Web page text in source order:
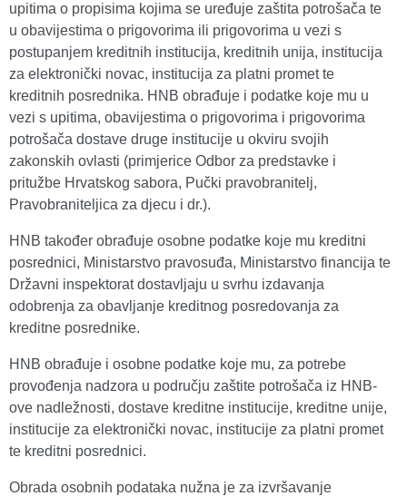
upitima o propisima kojima se uređuje zaštita potrošača te
u obavijestima o prigovorima ili prigovorima u vezi s
postupanjem kreditnih institucija, kreditnih unija, institucija
za elektronički novac, institucija za platni promet te
kreditnih posrednika. HNB obrađuje i podatke koje mu u
vezi s upitima, obavijestima o prigovorima i prigovorima
potrošača dostave druge institucije u okviru svojih
zakonskih ovlasti (primjerice Odbor za predstavke i
pritužbe Hrvatskog sabora, Pučki pravobranitelj,
Pravobraniteljica za djecu i dr.).
HNB također obrađuje osobne podatke koje mu kreditni
posrednici, Ministarstvo pravosuđa, Ministarstvo financija te
Državni inspektorat dostavljaju u svrhu izdavanja
odobrenja za obavljanje kreditnog posredovanja za
kreditne posrednike.
HNB obrađuje i osobne podatke koje mu, za potrebe
provođenja nadzora u području zaštite potrošača iz HNB-
ove nadležnosti, dostave kreditne institucije, kreditne unije,
institucije za elektronički novac, institucije za platni promet
te kreditni posrednici.
Obrada osobnih podataka nužna je za izvršavanje